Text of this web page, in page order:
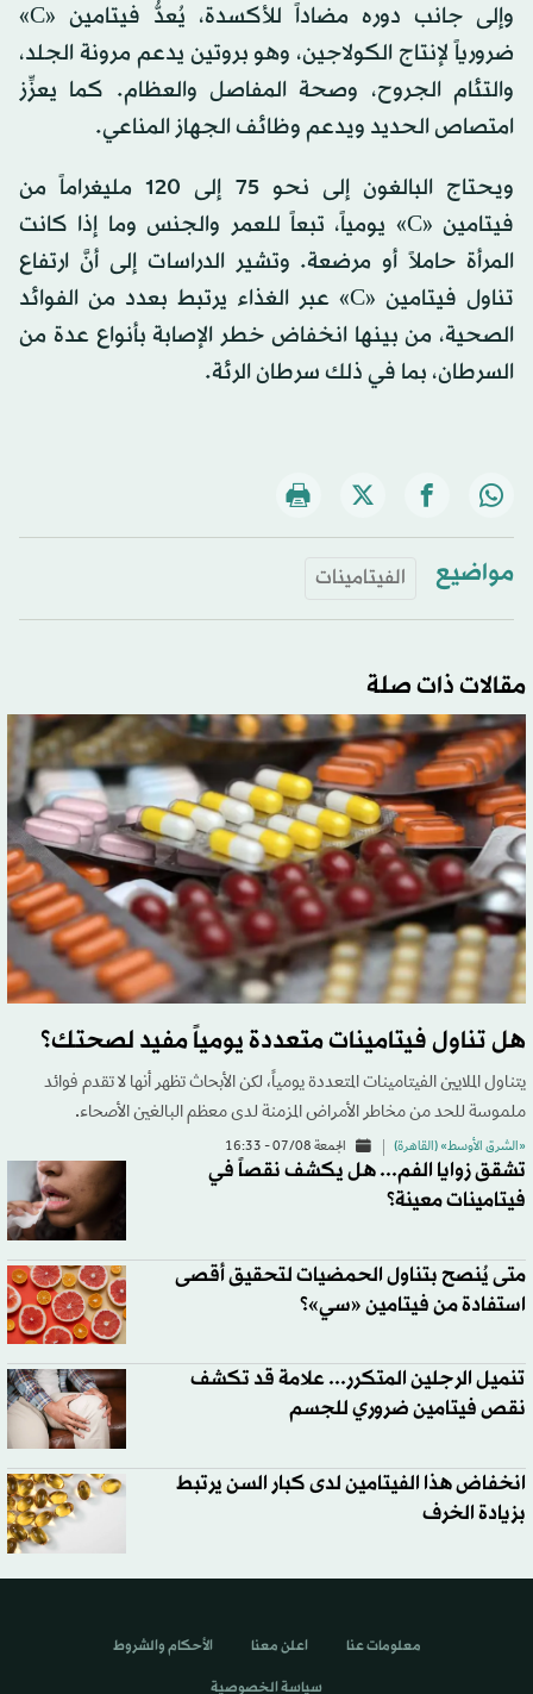
وإلى جانب دوره مضاداً للأكسدة، يُعدُّ فيتامين «C»
ضرورياً لإنتاج الكولاجين، وهو بروتين يدعم مرونة الجلد،
والتئام الجروح، وصحة المفاصل والعظام. كما يعزِّز
امتصاص الحديد ويدعم وظائف الجهاز المناعي.
ويحتاج البالغون إلى نحو 75 إلى 120 مليغراماً من
فيتامين «C» يومياً، تبعاً للعمر والجنس وما إذا كانت
المرأة حاملاً أو مرضعة. وتشير الدراسات إلى أنَّ ارتفاع
تناول فيتامين «C» عبر الغذاء يرتبط بعدد من الفوائد
الصحية، من بينها انخفاض خطر الإصابة بأنواع عدة من
السرطان، بما في ذلك سرطان الرئة.
مواضيع الفيتامينات
مقالات ذات صلة
هل تناول فيتامينات متعددة يومياً مفيد لصحتك؟
يتناول الملايين الفيتامينات المتعددة يومياً، لكن الأبحاث تظهر أنها لا تقدم فوائد
ملموسة للحد من مخاطر الأمراض المزمنة لدى معظم البالغين الأصحاء.
«الشرق الأوسط» (القاهرة) الجمعة 07/08 - 16:33
تشقق زوايا الفم... هل يكشف نقصاً في
فيتامينات معينة؟
متى يُنصح بتناول الحمضيات لتحقيق أقصى
استفادة من فيتامين «سي»؟
تنميل الرجلين المتكرر... علامة قد تكشف
نقص فيتامين ضروري للجسم
انخفاض هذا الفيتامين لدى كبار السن يرتبط
بزيادة الخرف
معلومات عنا اعلن معنا الأحكام والشروط
سياسة الخصوصية